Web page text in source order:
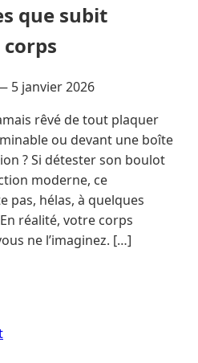
que subit
5 janvier 2026
rêvé de tout plaquer
ou devant une boîte
? Si détester son boulot
moderne, ce
pas, hélas, à quelques
réalité, votre corps
ne l’imaginez. […]